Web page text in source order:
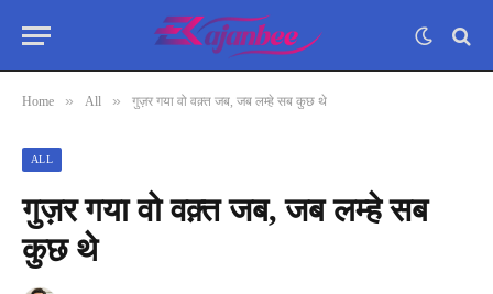
Home » All » गुज़र गया वो वक़्त जब, जब लम्हे सब कुछ थे
ALL
गुज़र गया वो वक़्त जब, जब लम्हे सब
कुछ थे